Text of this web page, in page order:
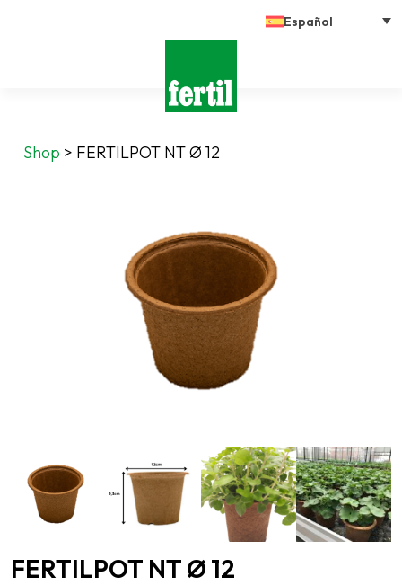
Español
Shop > FERTILPOT NT Ø 12
FERTILPOT NT Ø 12